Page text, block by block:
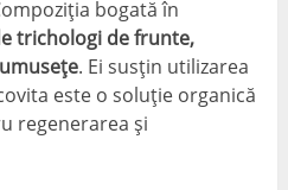
bogată în
trichologi de frunte,
. Ei susțin utilizarea
este o soluție organică
regenerarea și